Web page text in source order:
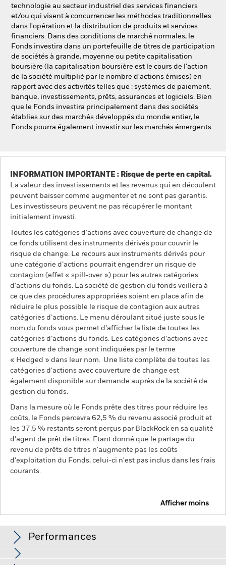
technologie au secteur industriel des services financiers
et/ou qui visent à concurrencer les méthodes traditionnelles
dans l'opération et la distribution de produits et services
financiers. Dans des conditions de marché normales, le
Fonds investira dans un portefeuille de titres de participation
de sociétés à grande, moyenne ou petite capitalisation
boursière (la capitalisation boursière est le cours de l'action
de la société multiplié par le nombre d'actions émises) en
rapport avec des activités telles que : systèmes de paiement,
banque, investissements, prêts, assurances et logiciels. Bien
que le Fonds investira principalement dans des sociétés
établies sur des marchés développés du monde entier, le
Fonds pourra également investir sur les marchés émergents.
INFORMATION IMPORTANTE : Risque de perte en capital.
La valeur des investissements et les revenus qui en découlent
peuvent baisser comme augmenter et ne sont pas garantis.
Les investisseurs peuvent ne pas récupérer le montant
initialement investi.
Toutes les catégories d’actions avec couverture de change de
ce fonds utilisent des instruments dérivés pour couvrir le
risque de change. Le recours aux instruments dérivés pour
une catégorie d’actions pourrait engendrer un risque de
contagion (effet « spill-over ») pour les autres catégories
d’actions du fonds. La société de gestion du fonds veillera à
ce que des procédures appropriées soient en place afin de
réduire le plus possible le risque de contagion aux autres
catégories d’actions. Le menu déroulant situé juste sous le
nom du fonds vous permet d’afficher la liste de toutes les
catégories d’actions du fonds. Les catégories d’actions avec
couverture de change sont indiquées par le terme
« Hedged » dans leur nom. Une liste complète de toutes les
catégories d'actions avec couverture de change est
également disponible sur demande auprès de la société de
gestion du fonds.
Dans la mesure où le Fonds prête des titres pour réduire les
coûts, le Fonds percevra 62,5 % du revenu associé produit et
les 37,5 % restants seront perçus par BlackRock en sa qualité
d'agent de prêt de titres. Etant donné que le partage du
revenu de prêts de titres n'augmente pas les coûts
d'exploitation du Fonds, celui-ci n'est pas inclus dans les frais
courants.
Afficher moins
Performances